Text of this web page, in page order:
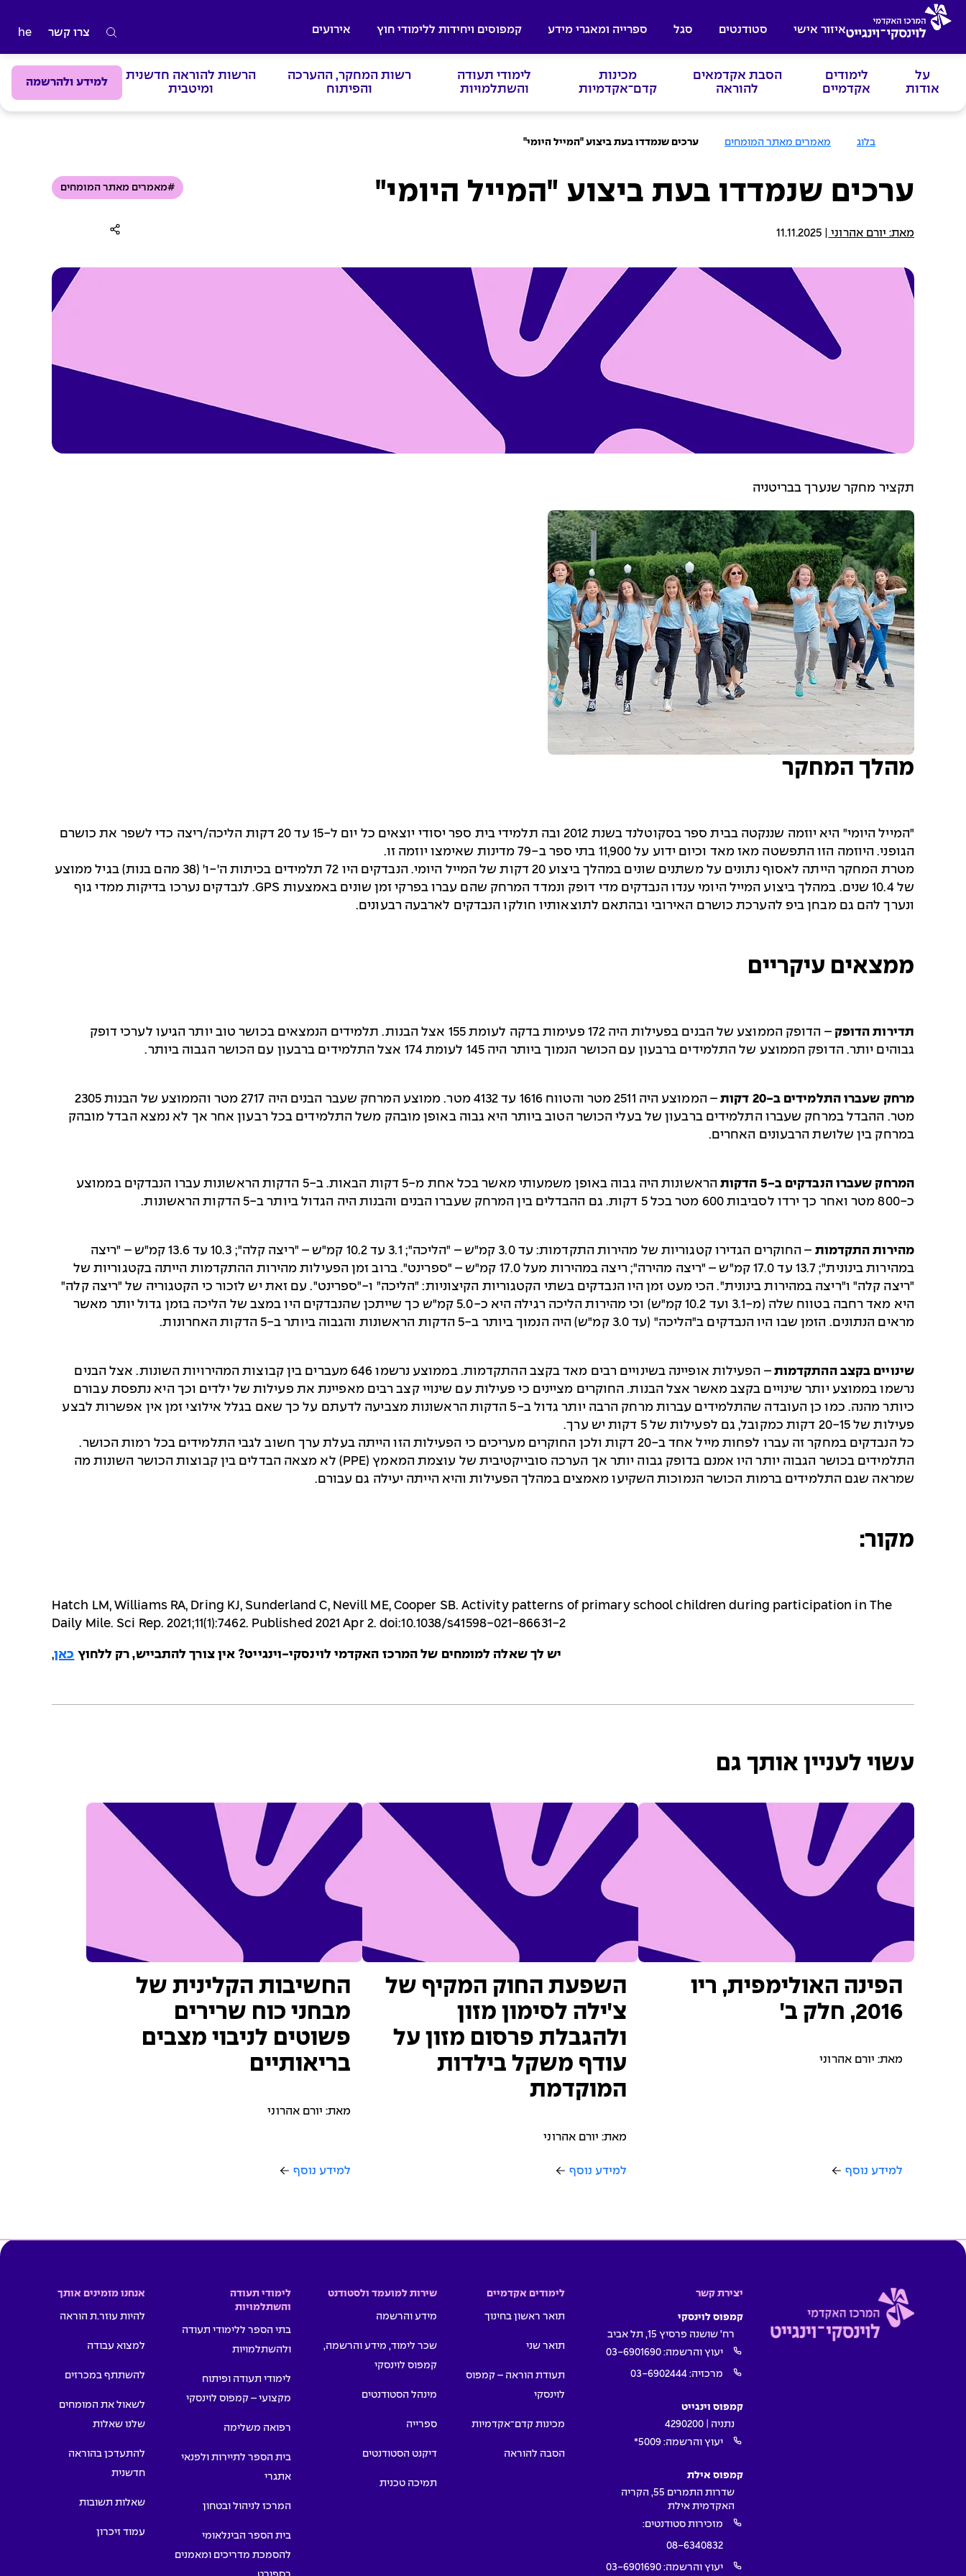
איזור אישי סטודנטים סגל ספרייה ומאגרי מידע קמפוסים ויחידות ללימודי חוץ
אירועים
ל
ד
י
ם
צרו קשר he
על
אודות
לימודים
אקדמיים
הסבת אקדמאים
להוראה
מכינות
קדם־אקדמיות
לימודי תעודה
והשתלמויות
רשות המחקר, ההערכה
והפיתוח
הרשות להוראה חדשנית
ומיטבית
למידע ולהרשמה
ה
ב
בלוג מאמרים מאתר המומחים ערכים שנמדדו בעת ביצוע "המייל היומי"
ערכים שנמדדו בעת ביצוע "המייל היומי"
מאת: יורם אהרוני 11.11.2025
#מאמרים מאתר המומחים
תקציר מחקר שנערך בבריטניה
מהלך המחקר
"המייל היומי" היא יוזמה שננקטה בבית ספר בסקוטלנד בשנת 2012 ובה תלמידי בית ספר יסודי יוצאים כל יום ל-15 עד 20 דקות הליכה/ריצה כדי לשפר את כושרם
הגופני. היוזמה הזו התפשטה מאז מאד וכיום ידוע על 11,900 בתי ספר ב-79 מדינות שאימצו יוזמה זו.
מטרת המחקר הייתה לאסוף נתונים על משתנים שונים במהלך ביצוע 20 דקות של המייל היומי. הנבדקים היו 72 תלמידים בכיתות ה'-ו' (38 מהם בנות) בגיל ממוצע
של 10.4 שנים. במהלך ביצוע המייל היומי ענדו הנבדקים מדי דופק ונמדד המרחק שהם עברו בפרקי זמן שונים באמצעות GPS. לנבדקים נערכו בדיקות ממדי גוף
ונערך להם גם מבחן ביפ להערכת כושרם האירובי ובהתאם לתוצאותיו חולקו הנבדקים לארבעה רבעונים.
ממצאים עיקריים
תדירות הדופק
– הדופק הממוצע של הבנים בפעילות היה 172 פעימות בדקה לעומת 155 אצל הבנות. תלמידים הנמצאים בכושר טוב יותר הגיעו לערכי דופק
גבוהים יותר. הדופק הממוצע של התלמידים ברבעון עם הכושר הנמוך ביותר היה 145 לעומת 174 אצל התלמידים ברבעון עם הכושר הגבוה ביותר.
מרחק שעברו התלמידים ב-20 דקות
– הממוצע היה 2511 מטר והטווח 1616 עד 4132 מטר. ממוצע המרחק שעבר הבנים היה 2717 מטר והממוצע של הבנות 2305
מטר. ההבדל במרחק שעברו התלמידים ברבעון של בעלי הכושר הטוב ביותר היא גבוה באופן מובהק משל התלמידים בכל רבעון אחר אך לא נמצא הבדל מובהק
במרחק בין שלושת הרבעונים האחרים.
המרחק שעברו הנבדקים ב-5 הדקות
הראשונות היה גבוה באופן משמעותי מאשר בכל אחת מ-5 דקות הבאות. ב-5 הדקות הראשונות עברו הנבדקים בממוצע
כ-800 מטר ואחר כך ירדו לסביבות 600 מטר בכל 5 דקות. גם ההבדלים בין המרחק שעברו הבנים והבנות היה הגדול ביותר ב-5 הדקות הראשונות.
מהירות התקדמות
– החוקרים הגדירו קטגוריות של מהירות התקדמות: עד 3.0 קמ"ש – "הליכה"; 3.1 עד 10.2 קמ"ש – "ריצה קלה"; 10.3 עד 13.6 קמ"ש – "ריצה
במהירות בינונית"; 13.7 עד 17.0 קמ"ש – "ריצה מהירה"; ריצה במהירות מעל 17.0 קמ"ש – "ספרינט". ברוב זמן הפעילות מהירות ההתקדמות הייתה בקטגוריות של
"ריצה קלה" ו"ריצה במהירות בינונית". הכי מעט זמן היו הנבדקים בשתי הקטגוריות הקיצוניות: "הליכה" ו-"ספרינט". עם זאת יש לזכור כי הקטגוריה של "ריצה קלה"
היא מאד רחבה בטווח שלה (מ-3.1 ועד 10.2 קמ"ש) וכי מהירות הליכה רגילה היא כ-5.0 קמ"ש כך שייתכן שהנבדקים היו במצב של הליכה בזמן גדול יותר מאשר
מראים הנתונים. הזמן שבו היו הנבדקים ב"הליכה" (עד 3.0 קמ"ש) היה הנמוך ביותר ב-5 הדקות הראשונות והגבוה ביותר ב-5 הדקות האחרונות.
שינויים בקצב ההתקדמות
– הפעילות אופיינה בשינויים רבים מאד בקצב ההתקדמות. בממוצע נרשמו 646 מעברים בין קבוצות המהירויות השונות. אצל הבנים
נרשמו בממוצע יותר שינויים בקצב מאשר אצל הבנות. החוקרים מציינים כי פעילות עם שינויי קצב רבים מאפיינת את פעילות של ילדים וכך היא נתפסת עבורם
כיותר מהנה. כמו כן העובדה שהתלמידים עברות מרחק הרבה יותר גדול ב-5 הדקות הראשונות מצביעה לדעתם על כך שאם בגלל אילוצי זמן אין אפשרות לבצע
פעילות של 20-15 דקות כמקובל, גם לפעילות של 5 דקות יש ערך.
כל הנבדקים במחקר זה עברו לפחות מייל אחד ב-20 דקות ולכן החוקרים מעריכים כי הפעילות הזו הייתה בעלת ערך חשוב לגבי התלמידים בכל רמות הכושר.
התלמידים בכושר הגבוה יותר היו אמנם בדופק גבוה יותר אך הערכה סובייקטיבית של עוצמת המאמץ (PPE) לא מצאה הבדלים בין קבוצות הכושר השונות מה
שמראה שגם התלמידים ברמות הכושר הנמוכות השקיעו מאמצים במהלך הפעילות והיא הייתה יעילה גם עבורם.
מקור:
Hatch LM, Williams RA, Dring KJ, Sunderland C, Nevill ME, Cooper SB. Activity patterns of primary school children during participation in The
Daily Mile. Sci Rep. 2021;11(1):7462. Published 2021 Apr 2. doi:10.1038/s41598-021-86631-2
, יש לך שאלה למומחים של המרכז האקדמי לוינסקי-וינגייט? אין צורך להתבייש, רק ללחוץ כאן
עשוי לעניין אותך גם
הפינה האולימפית, ריו
2016, חלק ב'
מאת: יורם אהרוני
למידע נוסף
השפעת החוק המקיף של
צ'ילה לסימון מזון
ולהגבלת פרסום מזון על
עודף משקל בילדות
המוקדמת
מאת: יורם אהרוני
למידע נוסף
החשיבות הקלינית של
מבחני כוח שרירים
פשוטים לניבוי מצבים
בריאותיים
מאת: יורם אהרוני
למידע נוסף
יצירת קשר
קמפוס לוינסקי
רח' שושנה פרסיץ 15, תל אביב
יעוץ והרשמה: 03-6901690
מרכזיה: 03-6902444
קמפוס וינגייט
נתניה | 4290200
יעוץ והרשמה: 5009*
קמפוס אילת
שדרות התמרים 55, הקריה
האקדמית אילת
מזכירות סטודנטים:
08-6340832
יעוץ והרשמה: 03-6901690
לימודים אקדמיים
תואר ראשון בחינוך
תואר שני
תעודת הוראה – קמפוס
לוינסקי
מכינות קדם־אקדמיות
הסבה להוראה
שירות למועמד ולסטודנט
מידע והרשמה
שכר לימוד, מידע והרשמה,
קמפוס לוינסקי
מינהל הסטודנטים
ספרייה
דיקנט הסטודנטים
תמיכה טכנית
לימודי תעודה
והשתלמויות
בתי הספר ללימודי תעודה
ולהשתלמויות
לימודי תעודה ופיתוח
מקצועי – קמפוס לוינסקי
רפואה משלימה
בית הספר לתיירות ולפנאי
אתגרי
המרכז לניהול ובטחון
בית הספר הבינלאומי
להסמכת מדריכים ומאמנים
אנחנו מזמינים אותך
להיות עוזר.ת הוראה
למצוא עבודה
להשתתף במכרזים
לשאול את המומחים
שלנו שאלות
להתעדכן בהוראה
חדשנית
שאלות תשובות
עמוד זיכרון